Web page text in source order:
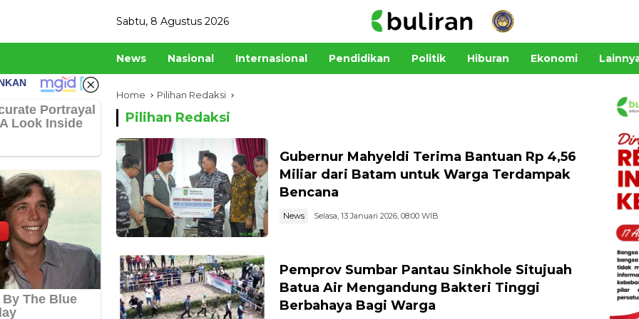
Sabtu, 8 Agustus 2026
News Nasional Internasional Pendidikan Politik Hiburan Ekonomi
Home Pilihan Redaksi
Pilihan Redaksi
Gubernur Mahyeldi Terima Bantuan Rp 4,56
Miliar dari Batam untuk Warga Terdampak
Bencana
News Selasa, 13 Januari 2026, 08:00 WIB
Pemprov Sumbar Pantau Sinkhole Situjuah
Batua Air Mengandung Bakteri Tinggi
Berbahaya Bagi Warga